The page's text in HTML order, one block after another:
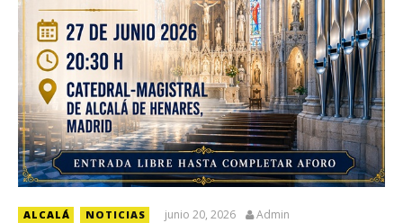
ALCALÁ NOTICIAS junio 20, 2026 Admin